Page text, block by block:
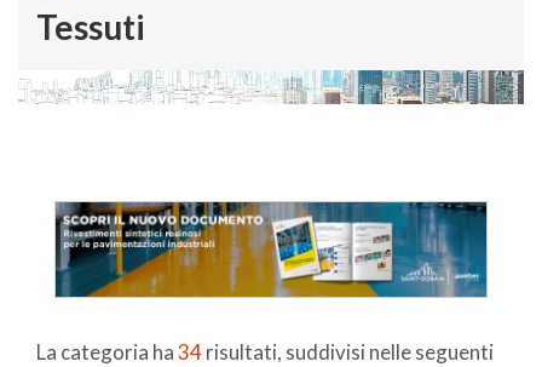
Tessuti
La categoria ha34risultati, suddivisi nelle seguenti